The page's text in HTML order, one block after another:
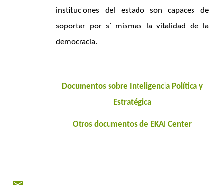
instituciones del estado son capaces de
soportar por sí mismas la vitalidad de la
democracia.
Documentos sobre Inteligencia Política y
Estratégica
Otros documentos de EKAI Center